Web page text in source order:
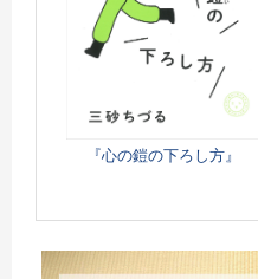
『心の鎧の下ろし方』